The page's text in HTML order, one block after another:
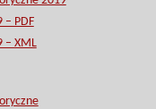
– PDF
– XML